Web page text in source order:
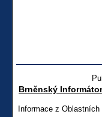
Brněnský
Informace z